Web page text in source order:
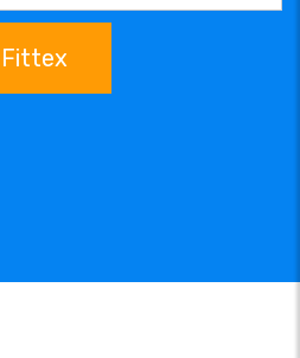
Fittex